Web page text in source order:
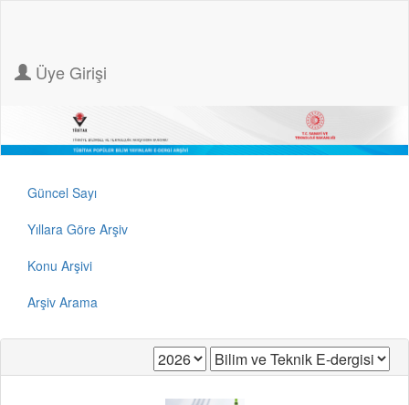
Üye Girişi
Güncel Sayı
Yıllara Göre Arşiv
Konu Arşivi
Arşiv Arama